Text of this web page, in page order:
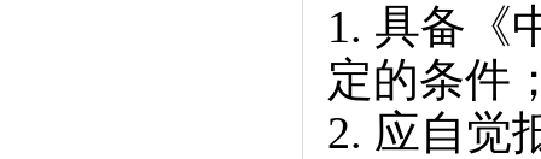
1. 具备《
定的条件
2. 应自觉